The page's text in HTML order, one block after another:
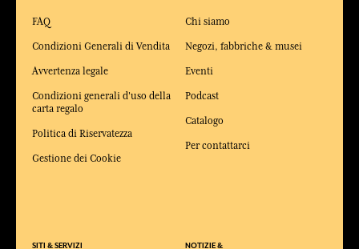
FAQ
Condizioni Generali di Vendita
Avvertenza legale
Condizioni generali d'uso della
carta regalo
Politica di Riservatezza
Gestione dei Cookie
SITI & SERVIZI
Chi siamo
Negozi, fabbriche & musei
Eventi
Podcast
Catalogo
Per contattarci
NOTIZIE &